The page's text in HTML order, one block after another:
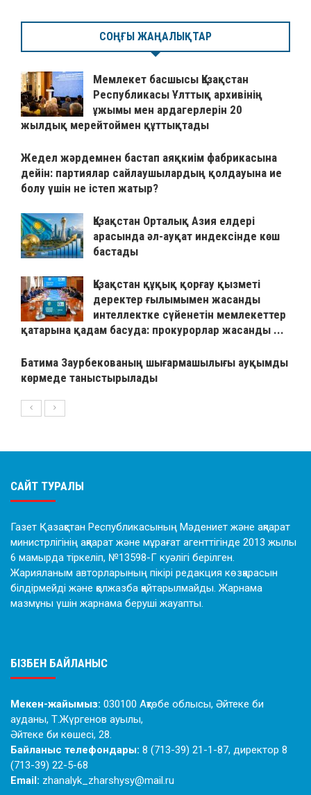
СОҢҒЫ ЖАҢАЛЫҚТАР
Мемлекет басшысы Қазақстан
Республикасы Ұлттық архивінің
ұжымы мен ардагерлерін 20
жылдық мерейтоймен құттықтады
Жедел жәрдемнен бастап аяқкиім фабрикасына
дейін: партиялар сайлаушылардың қолдауына ие
болу үшін не істеп жатыр?
Қазақстан Орталық Азия елдері
арасында әл-ауқат индексінде көш
бастады
Қазақстан құқық қорғау қызметі
деректер ғылымымен жасанды
интеллектке сүйенетін мемлекеттер
қатарына қадам басуда: прокурорлар жасанды ...
Батима Заурбекованың шығармашылығы ауқымды
көрмеде таныстырылады
САЙТ ТУРАЛЫ
Газет Қазақстан Республикасының Мәдениет және ақпарат
министрлігінің ақпарат және мұрағат агенттігінде 2013 жылы
6 мамырда тіркеліп, №13598-Г куәлігі берілген.
Жарияланым авторларының пікірі редакция көзқарасын
білдірмейді және қолжазба қайтарылмайды. Жарнама
мазмұны үшін жарнама беруші жауапты.
БІЗБЕН БАЙЛАНЫС
Мекен-жайымыз: 030100 Ақтөбе облысы, Әйтеке би
ауданы, Т.Жүргенов ауылы,
Әйтеке би көшесі, 28.
Байланыс телефондары: 8 (713-39) 21-1-87, директор 8
(713-39) 22-5-68
Email: zhanalyk_zharshysy@mail.ru